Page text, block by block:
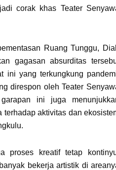
corak khas Teater
Ruang Tunggu,
gagasan absurditas
ini yang terkungkung
direspon oleh Teater
ini juga
terhadap aktivitas dan
proses kreatif tetap
bekerja artistik di